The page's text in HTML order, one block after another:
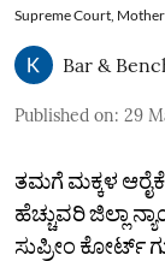
Supreme Court,
Bar &
Published on: 29
ತಮಗೆ ಮಕ್ಕಳ ಆರೈಕೆ
ಹೆಚ್ಚುವರಿ ಜಿಲ್ಲಾ
ಸುಪ್ರೀಂ ಕೋರ್ಟ್